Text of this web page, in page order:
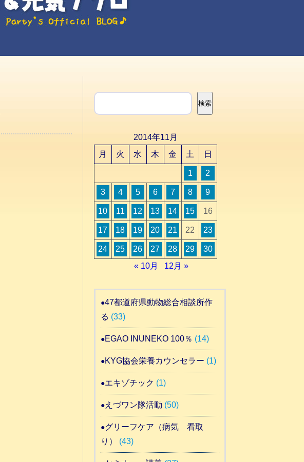
検索
検索
2014年11月
月
火 水 木 金 土 日
1 2
3 4 5 6 7 8 9
10 11 12 13 14 15 16
17 18 19 20 21 22 23
24 25 26 27 28 29
30
« 10月
12月 »
47都道府県動物総合相談所作
る (33)
EGAO INUNEKO 100％ (14)
KYG協会栄養カウンセラー (1)
エキゾチック (1)
えづワン隊活動 (50)
グリーフケア（病気 看取
り）
(43)